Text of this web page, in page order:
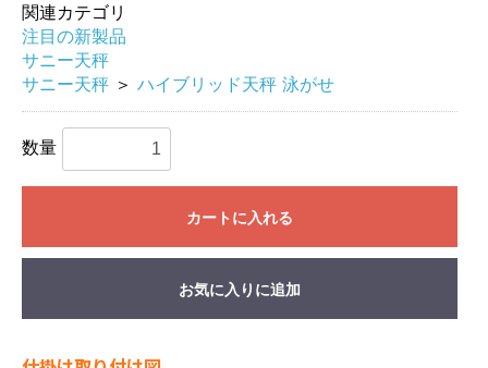
関連カテゴリ
注目の新製品
サニー天秤
サニー天秤 ＞ ハイブリッド天秤 泳がせ
数量
カートに入れる
お気に入りに追加